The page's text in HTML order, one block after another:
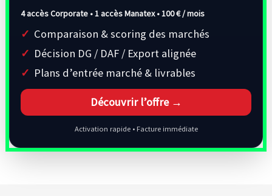
4 accès Corporate • 1 accès Manatex •100 € / mois
Comparaison & scoring des marchés
Décision DG / DAF / Export alignée
Plans d’entrée marché & livrables
Découvrir l’offre →
Activation rapide • Facture immédiate